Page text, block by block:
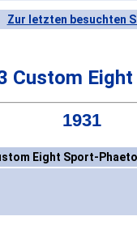
Zur letzten besuchten
Custom
1931
Eight Sport-